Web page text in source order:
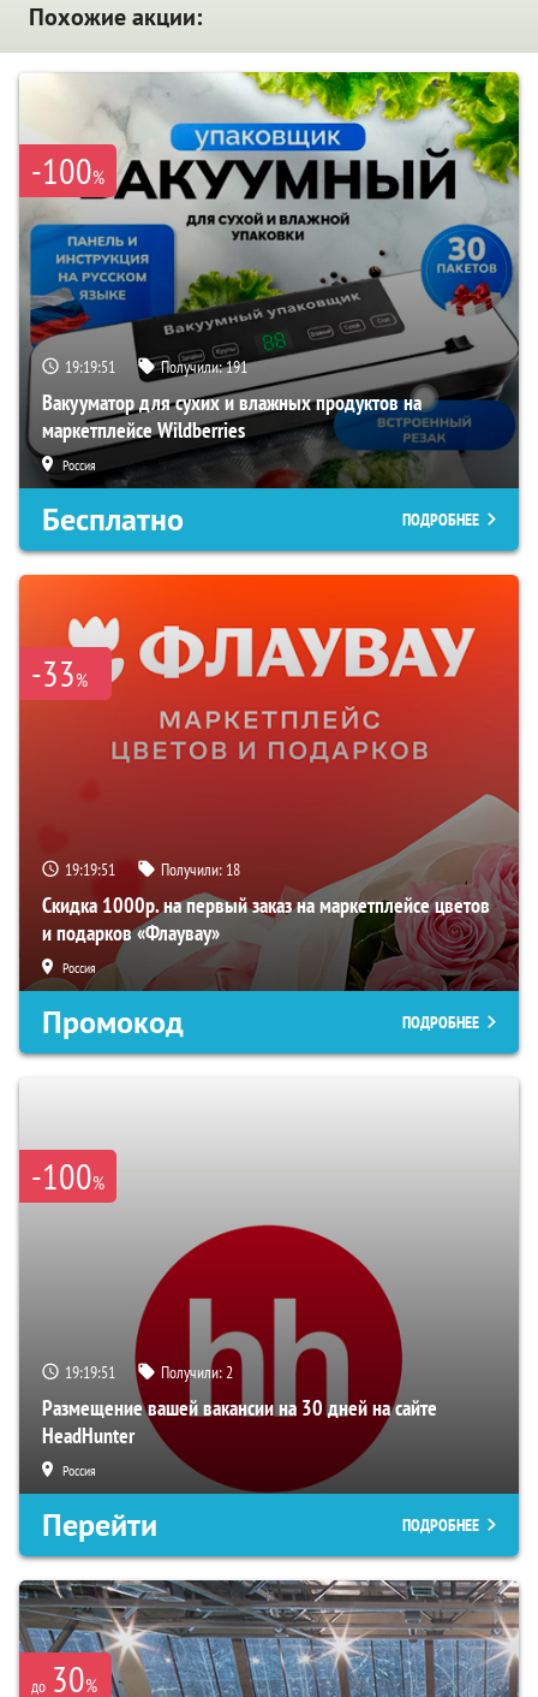
Похожие акции:
-100%
19:19:49 Получили:191
Вакууматор для сухих и влажных продуктов на
маркетплейсе Wildberries
Россия
Бесплатно ПОДРОБНЕЕ
-33%
19:19:49 Получили: 18
Скидка 1000р. на первый заказ на маркетплейсе цветов
и подарков «Флаувау»
Россия
Промокод ПОДРОБНЕЕ
-100%
19:19:49 Получили:2
Размещение вашей вакансии на 30 дней на сайте
HeadHunter
Россия
Перейти ПОДРОБНЕЕ
до 30%